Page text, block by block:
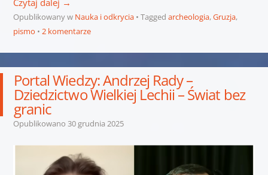
Opublikowany w Nauka i odkrycia Tagged archeologia,Gruzja,
pismo
2 komentarze
Portal Wiedzy: Andrzej Rady –
Dziedzictwo Wielkiej Lechii – Świat bez
granic
Opublikowano 30 grudnia 2025